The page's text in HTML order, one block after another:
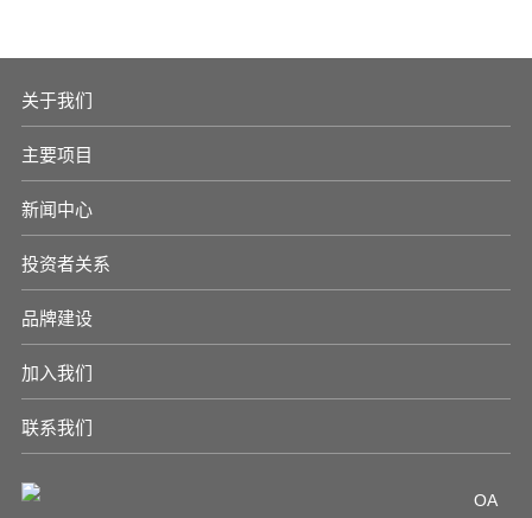
关于我们
主要项目
新闻中心
投资者关系
品牌建设
加入我们
联系我们
OA